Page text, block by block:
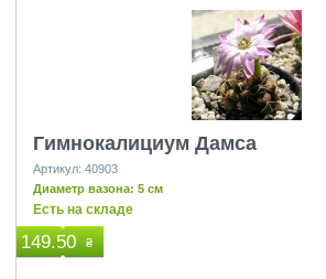
Гимнокалициум Дамса
Артикул: 40903
Диаметр вазона: 5 см
Есть на складе
149.50 ₴